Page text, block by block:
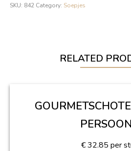
SKU: 842 Category: Soepjes
RELATED
€ 32.85 per